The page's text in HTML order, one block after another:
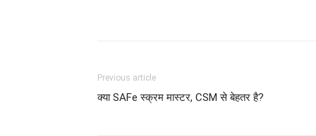
Previous article
क्या SAFe स्क्रम मास्टर, CSM से बेहतर है?